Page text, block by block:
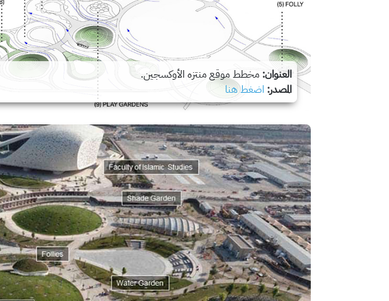
العنوان: مخطط موقع منتزه الأوكسجين.
المصدر: اضغط هنا